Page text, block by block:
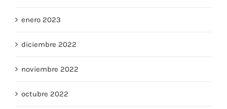
enero 2023
diciembre 2022
noviembre 2022
octubre 2022